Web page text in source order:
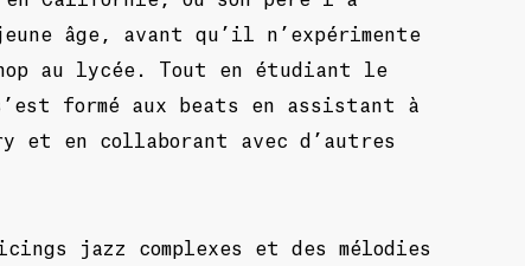
âge, avant qu’il n’expérimente
au lycée. Tout en étudiant le
formé aux beats en assistant à
et en collaborant avec d’autres
jazz complexes et des mélodies